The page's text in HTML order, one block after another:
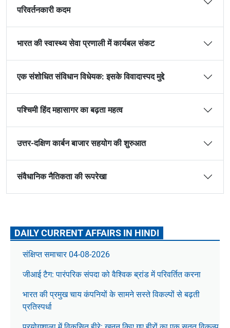
परिवर्तनकारी कदम
भारत की स्वास्थ्य सेवा प्रणाली में कार्यबल संकट
एक संशोधित संविधान विधेयक: इसके विवादास्पद मुद्दे
पश्चिमी हिंद महासागर का बढ़ता महत्व
उत्तर-दक्षिण कार्बन बाजार सहयोग की शुरुआत
संवैधानिक नैतिकता की रूपरेखा
DAILY CURRENT AFFAIRS IN HINDI
संक्षिप्त समाचार 04-08-2026
जीआई टैग: पारंपरिक संपदा को वैश्विक ब्रांड में परिवर्तित करना
भारत की प्रमुख चाय कंपनियों के सामने सस्ते विकल्पों से बढ़ती
प्रतिस्पर्धा